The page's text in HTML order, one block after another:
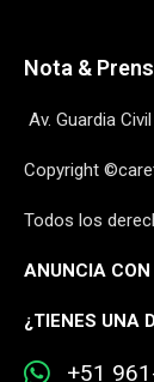
Nota &
Av. Guardia
Copyright
Todos los
ANUNCIA CON
¿TIENES UNA
+51